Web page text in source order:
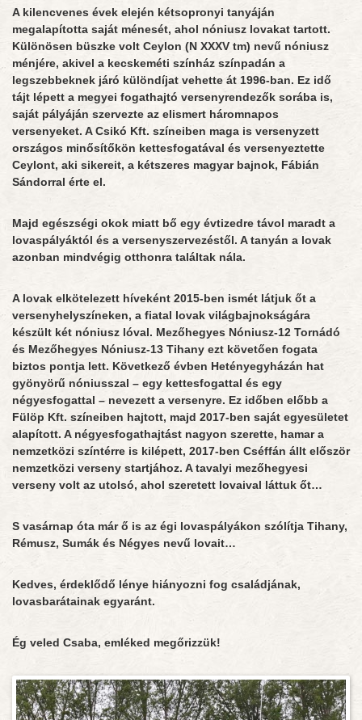
A kilencvenes évek elején kétsopronyi tanyáján
megalapította saját ménesét, ahol nóniusz lovakat tartott.
Különösen büszke volt Ceylon (N XXXV tm) nevű nóniusz
ménjére, akivel a kecskeméti színház színpadán a
legszebbeknek járó különdíjat vehette át 1996-ban. Ez idő
tájt lépett a megyei fogathajtó versenyrendezők sorába is,
saját pályáján szervezte az elismert háromnapos
versenyeket. A Csikó Kft. színeiben maga is versenyzett
országos minősítőkön kettesfogatával és versenyeztette
Ceylont, aki sikereit, a kétszeres magyar bajnok, Fábián
Sándorral érte el.
Majd egészségi okok miatt bő egy évtizedre távol maradt a
lovaspályáktól és a versenyszervezéstől. A tanyán a lovak
azonban mindvégig otthonra találtak nála.
A lovak elkötelezett híveként 2015-ben ismét látjuk őt a
versenyhelyszíneken, a fiatal lovak világbajnokságára
készült két nóniusz lóval. Mezőhegyes Nóniusz-12 Tornádó
és Mezőhegyes Nóniusz-13 Tihany ezt követően fogata
biztos pontja lett. Következő évben Hetényegyházán hat
gyönyörű nóniusszal – egy kettesfogattal és egy
négyesfogattal – nevezett a versenyre. Ez időben előbb a
Fülöp Kft. színeiben hajtott, majd 2017-ben saját egyesületet
alapított. A négyesfogathajtást nagyon szerette, hamar a
nemzetközi színtérre is kilépett, 2017-ben Cséffán állt először
nemzetközi verseny startjához. A tavalyi mezőhegyesi
verseny volt az utolsó, ahol szeretett lovaival láttuk őt…
S vasárnap óta már ő is az égi lovaspályákon szólítja Tihany,
Rémusz, Sumák és Négyes nevű lovait…
Kedves, érdeklődő lénye hiányozni fog családjának,
lovasbarátainak egyaránt.
Ég veled Csaba, emléked megőrizzük!